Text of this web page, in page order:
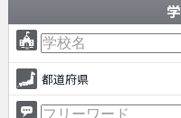
都道府県